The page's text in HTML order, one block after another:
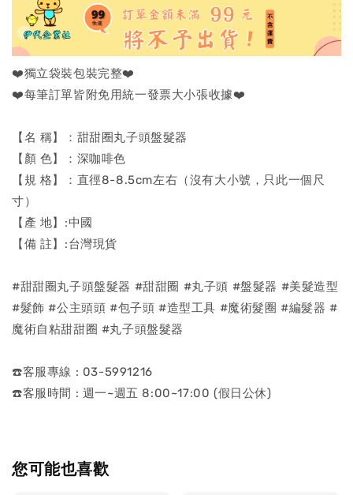
❤️獨立袋裝包裝完整❤️
❤️每筆訂單皆附免用統一發票大小張收據❤️
【名 稱】：甜甜圈丸子頭盤髮器
【顏 色】：深咖啡色
【規 格】：直徑8-8.5cm左右（沒有大小號，只此一個尺
寸）
【產 地】:中國
【備 註】:台灣現貨
#甜甜圈丸子頭盤髮器 #甜甜圈 #丸子頭 #盤髮器 #美髮造型
#髮飾 #公主頭頭 #包子頭 #造型工具 #魔術髮圈 #編髮器 #
魔術自粘甜甜圈 #丸子頭盤髮器
☎️客服專線 : 03-5991216
☎️客服時間 : 週一~週五 8:00~17:00 (假日公休)
您可能也喜歡